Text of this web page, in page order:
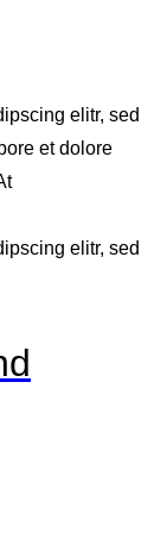
elitr, sed
et dolore
elitr, sed